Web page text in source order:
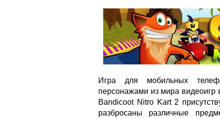
Игра для мобильных
персонажами из мира
Bandicoot Nitro Kart 2
разбросаны различные